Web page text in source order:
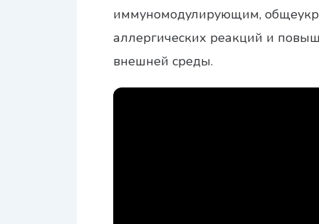
иммуномодулирующим,
аллергических реакций и
внешней среды.